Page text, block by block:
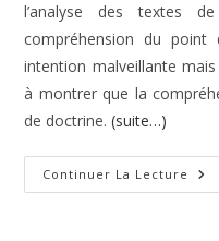
l’analyse des textes
compréhension du
intention malveillante
à montrer que la
de doctrine.(suite…)
Continuer La Lecture
De